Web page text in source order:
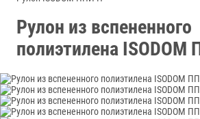
Рулон из вспененного
полиэтилена